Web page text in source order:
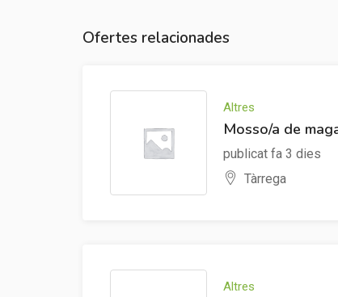
Ofertes relacionades
Altres
Mosso/a de
publicat fa 3 dies
Tàrrega
Altres